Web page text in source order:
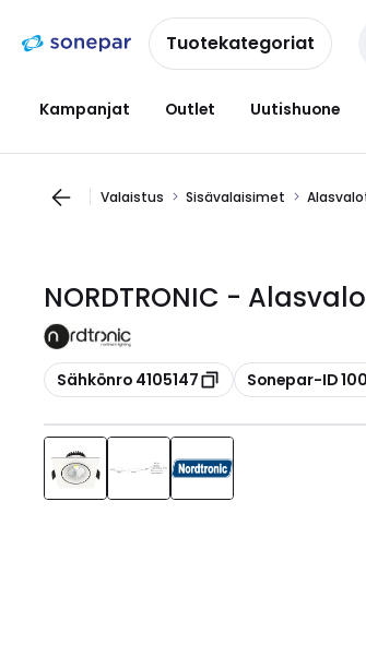
navigointiinsisältöönTuotekategoriat
Kampanjat Outlet Uutishuone
Valaistus Sisävalaisimet
NORDTRONIC - Alasvalo
Kopioi
Sähkönro 4105147 Kopioi
Sonepar-ID